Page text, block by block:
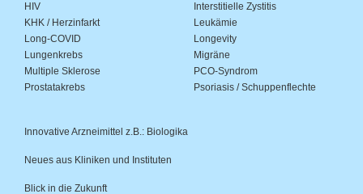
HIV
Interstitielle Zystitis
KHK / Herzinfarkt
Leukämie
Long-COVID
Longevity
Lungenkrebs
Migräne
Multiple Sklerose
PCO-Syndrom
Prostatakrebs
Psoriasis / Schuppenflechte
Innovative Arzneimittel z.B.: Biologika
Neues aus Kliniken und Instituten
Blick in die Zukunft